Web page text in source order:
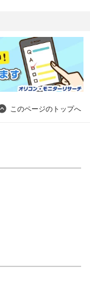
このページのトップへ